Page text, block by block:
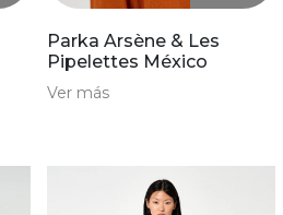
Parka Arsène & Les
Pipelettes México
Ver más